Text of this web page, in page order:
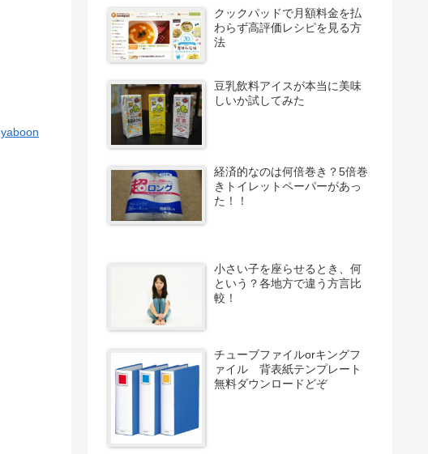
yaboon
クックパッドで月額料金を払
わらず高評価レシピを見る方
法
豆乳飲料アイスが本当に美味
しいか試してみた
経済的なのは何倍巻き？5倍巻
きトイレットペーパーがあっ
た！！
小さい子を座らせるとき、何
という？各地方で違う方言比
較！
チューブファイルorキングフ
ァイル 背表紙テンプレート
無料ダウンロードどぞ